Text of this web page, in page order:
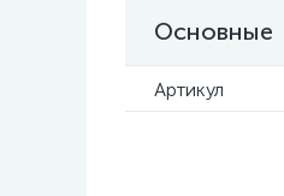
Основные
Артикул